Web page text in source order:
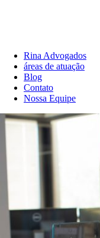
Rina Advogados
áreas de atuação
Blog
Contato
Nossa Equipe